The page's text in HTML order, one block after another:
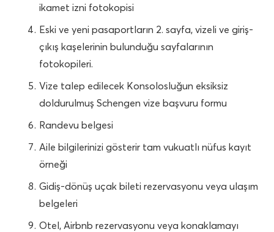
ikamet izni fotokopisi
Eski ve yeni pasaportların 2. sayfa, vizeli ve giriş-
çıkış kaşelerinin bulunduğu sayfalarının
fotokopileri.
Vize talep edilecek Konsolosluğun eksiksiz
doldurulmuş Schengen vize başvuru formu
Randevu belgesi
Aile bilgilerinizi gösterir tam vukuatlı nüfus kayıt
örneği
Gidiş-dönüş uçak bileti rezervasyonu veya ulaşım
belgeleri
Otel, Airbnb rezervasyonu veya konaklamayı